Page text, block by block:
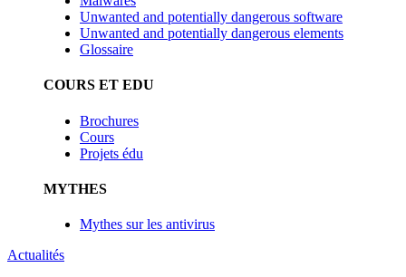
Unwanted and potentially dangerous software
Unwanted and potentially dangerous elements
Glossaire
COURS ET EDU
Brochures
Cours
Projets édu
MYTHES
Mythes sur les antivirus
Actualités